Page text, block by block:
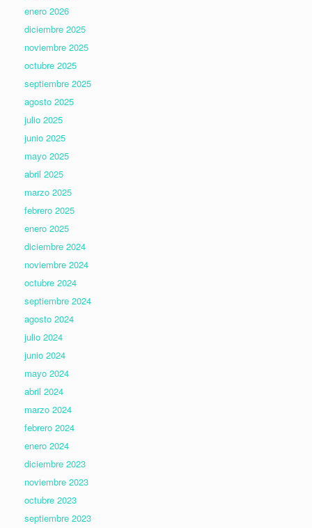
enero 2026
diciembre 2025
noviembre 2025
octubre 2025
septiembre 2025
agosto 2025
julio 2025
junio 2025
mayo 2025
abril 2025
marzo 2025
febrero 2025
enero 2025
diciembre 2024
noviembre 2024
octubre 2024
septiembre 2024
agosto 2024
julio 2024
junio 2024
mayo 2024
abril 2024
marzo 2024
febrero 2024
enero 2024
diciembre 2023
noviembre 2023
octubre 2023
septiembre 2023